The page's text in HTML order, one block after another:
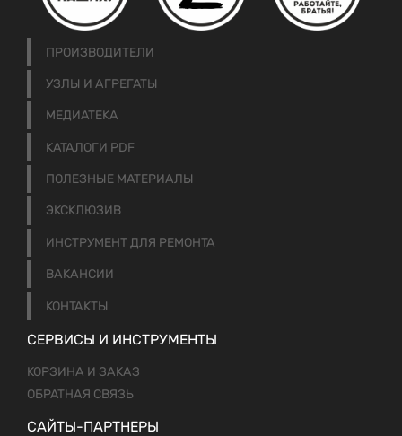
ПРОИЗВОДИТЕЛИ
УЗЛЫ И АГРЕГАТЫ
МЕДИАТЕКА
КАТАЛОГИ PDF
ПОЛЕЗНЫЕ МАТЕРИАЛЫ
ЭКСКЛЮЗИВ
ИНСТРУМЕНТ ДЛЯ РЕМОНТА
ВАКАНСИИ
КОНТАКТЫ
СЕРВИСЫ И ИНСТРУМЕНТЫ
КОРЗИНА И ЗАКАЗ
ОБРАТНАЯ СВЯЗЬ
САЙТЫ-ПАРТНЕРЫ